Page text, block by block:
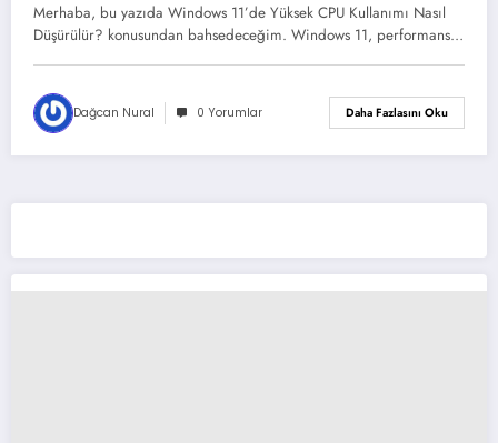
Merhaba, bu yazıda Windows 11’de Yüksek CPU Kullanımı Nasıl
Düşürülür? konusundan bahsedeceğim. Windows 11, performans…
Dağcan Nural 0 Yorumlar Daha Fazlasını Oku